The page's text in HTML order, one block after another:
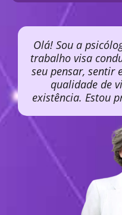
Olá! Sou a
trabalho visa
seu pensar, sentir
qualidade de
existência. Estou